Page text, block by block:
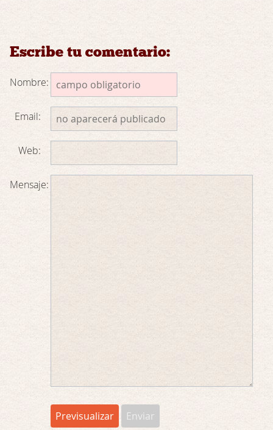
Escribe tu comentario:
Nombre:
Email:
Web:
Mensaje: